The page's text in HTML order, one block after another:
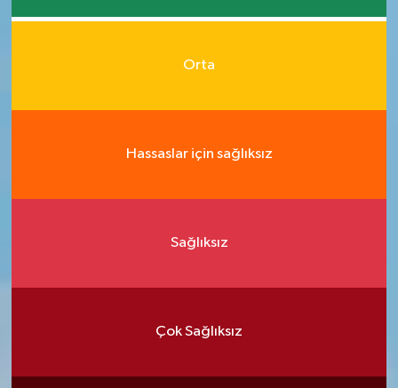
Orta
Hassaslar için sağlıksız
Sağlıksız
Çok Sağlıksız